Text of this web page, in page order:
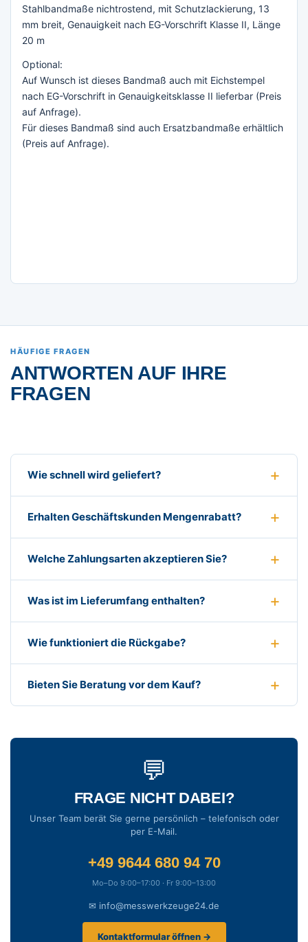
Stahlbandmaße nichtrostend, mit Schutzlackierung, 13
mm breit, Genauigkeit nach EG-Vorschrift Klasse II, Länge
20 m
Optional:
Auf Wunsch ist dieses Bandmaß auch mit Eichstempel
nach EG-Vorschrift in Genauigkeitsklasse II lieferbar (Preis
auf Anfrage).
Für dieses Bandmaß sind auch Ersatzbandmaße erhältlich
(Preis auf Anfrage).
HÄUFIGE FRAGEN
ANTWORTEN AUF IHRE
FRAGEN
Wie schnell wird geliefert?
Erhalten Geschäftskunden Mengenrabatt?
Welche Zahlungsarten akzeptieren Sie?
Was ist im Lieferumfang enthalten?
Wie funktioniert die Rückgabe?
Bieten Sie Beratung vor dem Kauf?
💬
FRAGE NICHT DABEI?
Unser Team berät Sie gerne persönlich – telefonisch oder
per E-Mail.
+49 9644 680 94 70
Mo–Do 9:00–17:00 · Fr 9:00–13:00
✉ info@messwerkzeuge24.de
Kontaktformular öffnen →